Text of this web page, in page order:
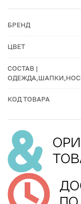
БРЕНД
ЦВЕТ
СОСТАВ |
КОД ТОВАРА